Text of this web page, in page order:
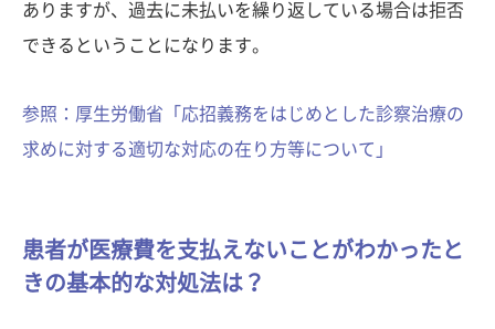
ありますが、過去に未払いを繰り返している場合は拒否
できるということになります。
参照：厚生労働省「応招義務をはじめとした診察治療の
求めに対する適切な対応の在り方等について」
患者が医療費を支払えないことがわかったと
きの基本的な対処法は？